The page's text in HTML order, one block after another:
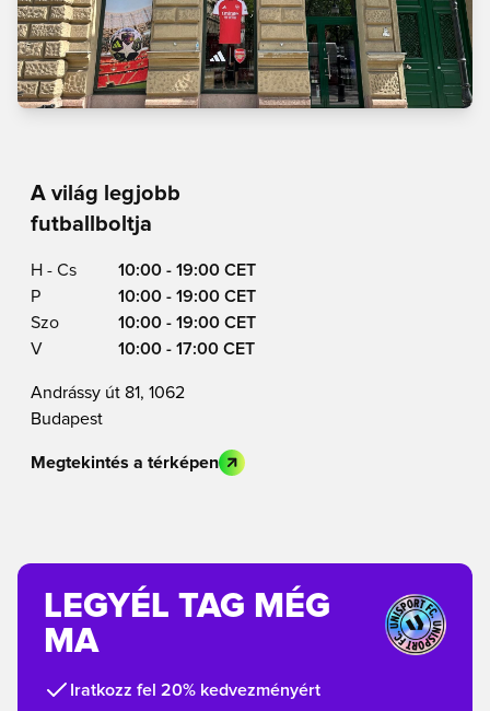
A világ legjobb
futballboltja
H - Cs
10:00 - 19:00 CET
P
10:00 - 19:00 CET
Szo
10:00 - 19:00 CET
V
10:00 - 17:00 CET
Andrássy út 81, 1062
Budapest
Megtekintés a térképen
LEGYÉL TAG MÉG
MA
Iratkozz fel 20% kedvezményért